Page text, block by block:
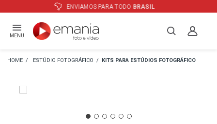
ATÉ12XE PREÇO ESPECIALNO BOLETO
MENU
ESTÚDIO FOTOGRÁFICO KITS PARA ESTÚDIOS FOTOGRÁFICO